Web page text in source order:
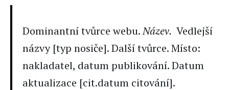
Dominantní tvůrce webu.Název. Vedlejší
názvy [typ nosiče]. Další tvůrce. Místo:
nakladatel, datum publikování. Datum
aktualizace [cit.datum citování].